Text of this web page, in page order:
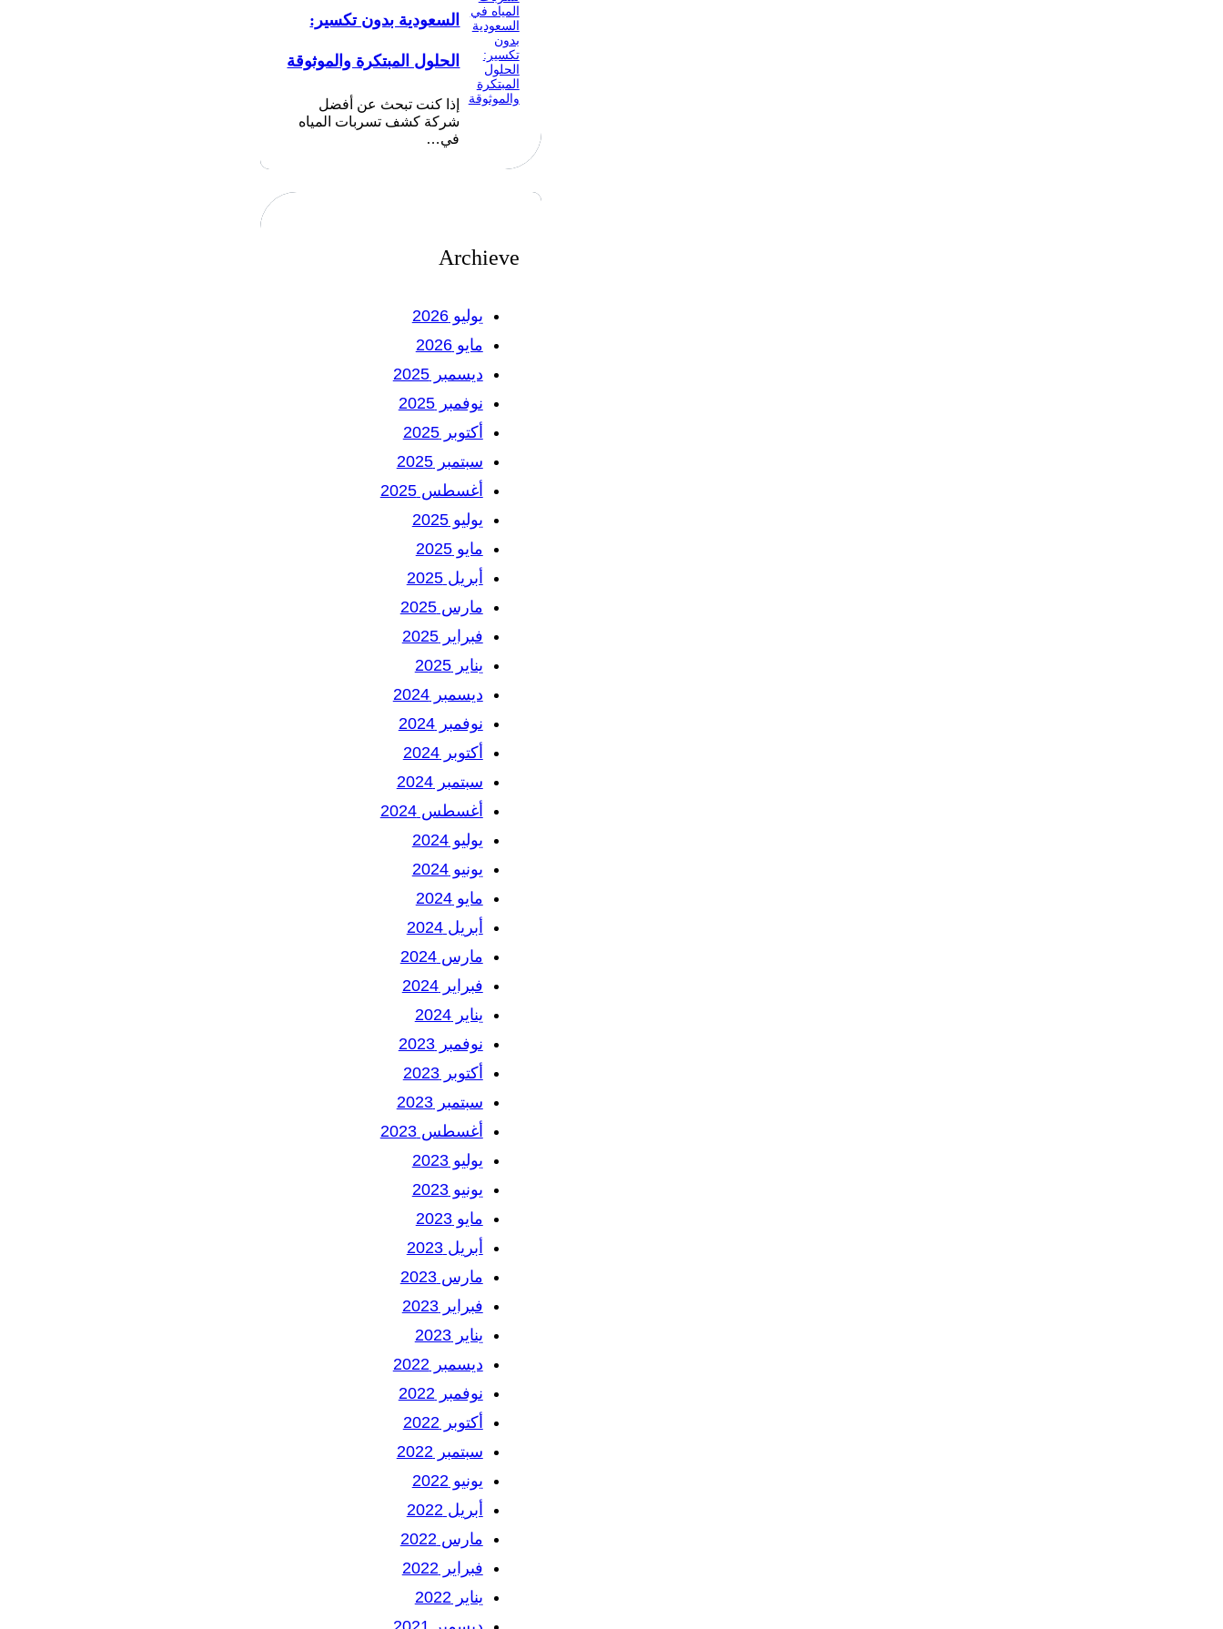
السعودية بدون تكسير:
الحلول المبتكرة والموثوقة
إذا كنت تبحث عن أفضل
شركة كشف تسربات المياه
في…
Archieve
يوليو 2026
مايو 2026
ديسمبر 2025
نوفمبر 2025
أكتوبر 2025
سبتمبر 2025
أغسطس 2025
يوليو 2025
مايو 2025
أبريل 2025
مارس 2025
فبراير 2025
يناير 2025
ديسمبر 2024
نوفمبر 2024
أكتوبر 2024
سبتمبر 2024
أغسطس 2024
يوليو 2024
يونيو 2024
مايو 2024
أبريل 2024
مارس 2024
فبراير 2024
يناير 2024
نوفمبر 2023
أكتوبر 2023
سبتمبر 2023
أغسطس 2023
يوليو 2023
يونيو 2023
مايو 2023
أبريل 2023
مارس 2023
فبراير 2023
يناير 2023
ديسمبر 2022
نوفمبر 2022
أكتوبر 2022
سبتمبر 2022
يونيو 2022
أبريل 2022
مارس 2022
فبراير 2022
يناير 2022